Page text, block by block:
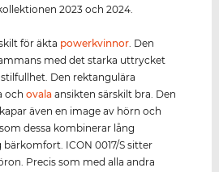
2023 och 2024.
för äkta powerkvinnor. Den
med det starka uttrycket
Den rektangulära
ochovala ansikten särskilt bra. Den
även en image av hörn och
som dessa kombinerar lång
ICON 0017/S sitter
Precis som med alla andra